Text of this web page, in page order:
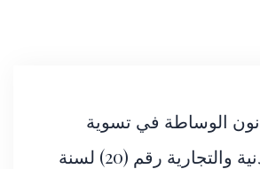
الوساطة في تسوية
المنازعات المدنية والتجارية رقم (20) لسنة